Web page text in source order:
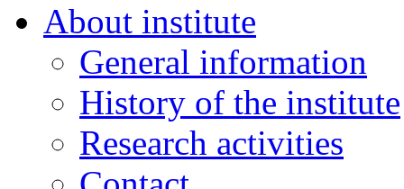
About institute
General information
History of the institute
Research activities